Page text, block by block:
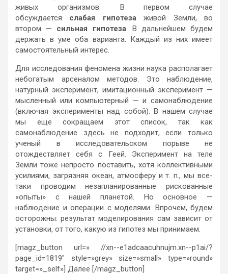
живых организмов. В первом случае
обсуждается слабая гипотезаживой Земли, во
втором — сильная гипотеза. В дальнейшем будем
держать в уме оба варианта. Каждый из них имеет
самостоятельный интерес.
Для исследования феномена жизни наука располагает
небогатым арсеналом методов. Это наблюдение,
натурный эксперимент, имитационный эксперимент —
мысленный или компьютерный — и самонаблюдение
(включая эксперименты над собой). В нашем случае
мы еще сокращаем этот список, так как
самонаблюдение здесь не подходит, если только
ученый в исследовательском порыве не
отождествляет себя с Геей. Эксперимент на теле
Земли тоже непросто поставить, хотя коллективными
усилиями, загрязняя океан, атмосферу и т. п., мы все-
таки проводим незапланированные рискованные
«опыты» с нашей планетой. Но основное —
наблюдение и операции с моделями. Впрочем, будем
осторожны: результат моделирования сам зависит от
установки, от того, какую из гипотез мы принимаем.
[magz_button url=» //xn--e1adcaacuhnujm.xn--p1ai/?
page_id=1819″ style=»grey» size=»small» type=»round»
target=»_self»] Далее [/magz_button]